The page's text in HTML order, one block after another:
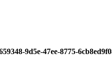
9d5e-47ee-8775-